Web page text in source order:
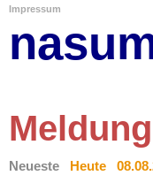
Impressum
Neueste Heute